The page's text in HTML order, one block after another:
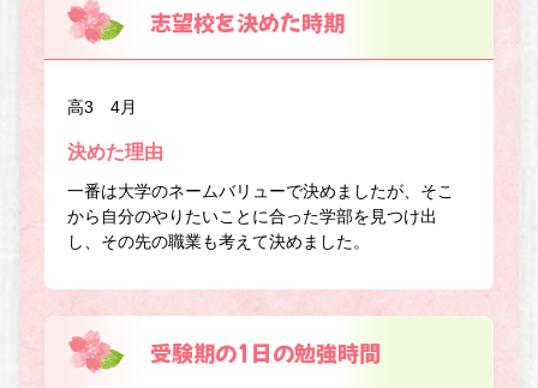
志望校を決めた時期
高3 4月
決めた理由
一番は大学のネームバリューで決めましたが、そこ
から自分のやりたいことに合った学部を見つけ出
し、その先の職業も考えて決めました。
受験期の1日の勉強時間